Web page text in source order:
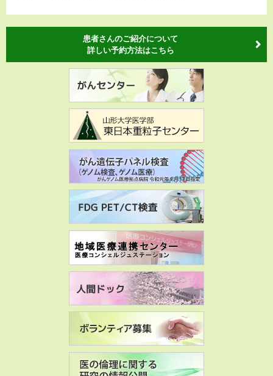
患者さんのご紹介について
詳しい予約方法はこちら